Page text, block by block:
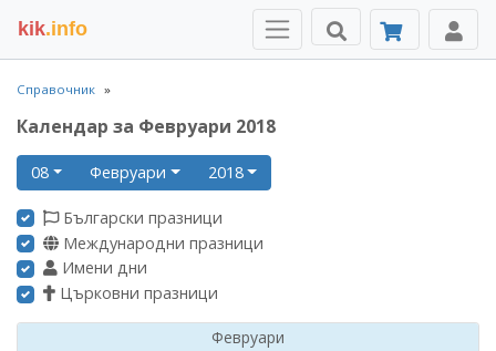
kik.info
Справочник
Календар за Февруари 2018
08 Февруари 2018
Български празници
Международни празници
Имени дни
Църковни празници
Февруари